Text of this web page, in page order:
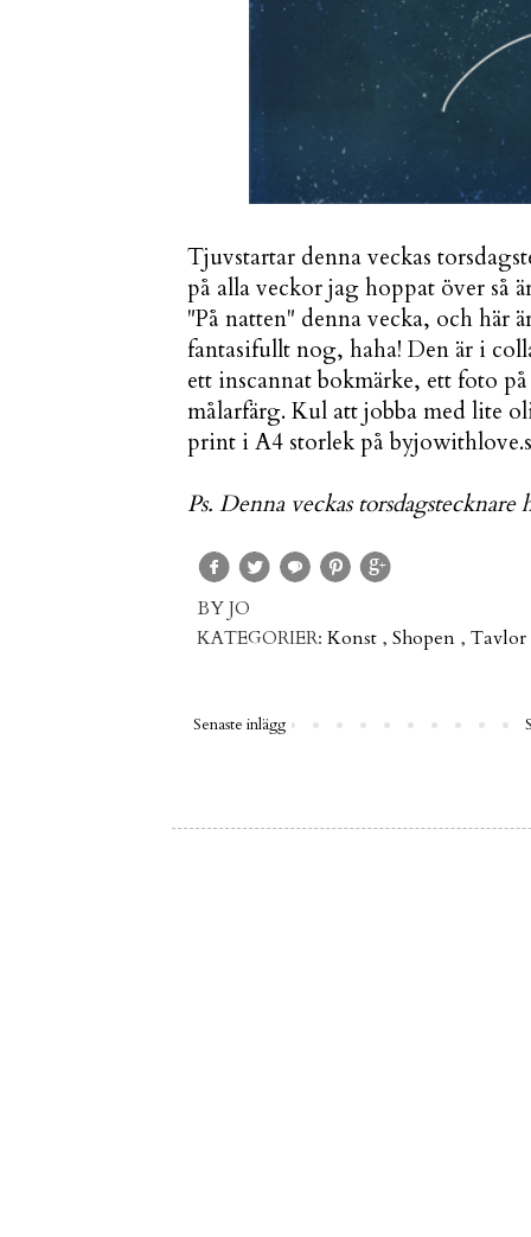
Tjuvstartar denna veckas
på alla veckor jag hoppat över så
"På natten" denna vecka, och
fantasifullt nog, haha! Den är i
ett inscannat bokmärke, ett foto
målarfärg. Kul att jobba med lite
print i A4 storlek på
Ps. Denna veckas
BYJO
KATEGORIER: Konst , Shopen , Tavlor
Senaste inlägg